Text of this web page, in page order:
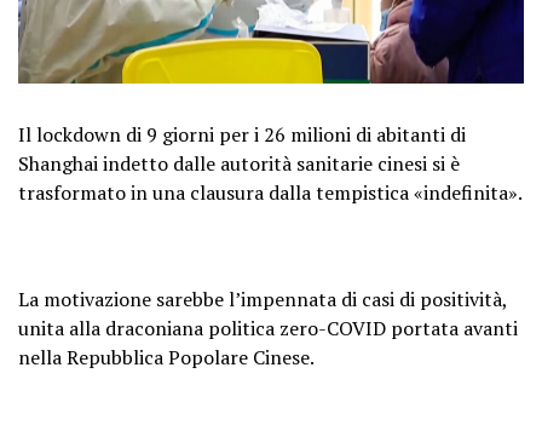
Il lockdown di 9 giorni per i 26 milioni di abitanti di
Shanghai indetto dalle autorità sanitarie cinesi si è
trasformato in una clausura dalla tempistica «indefinita».
La motivazione sarebbe l’impennata di casi di positività,
unita alla draconiana politica zero-COVID portata avanti
nella Repubblica Popolare Cinese.